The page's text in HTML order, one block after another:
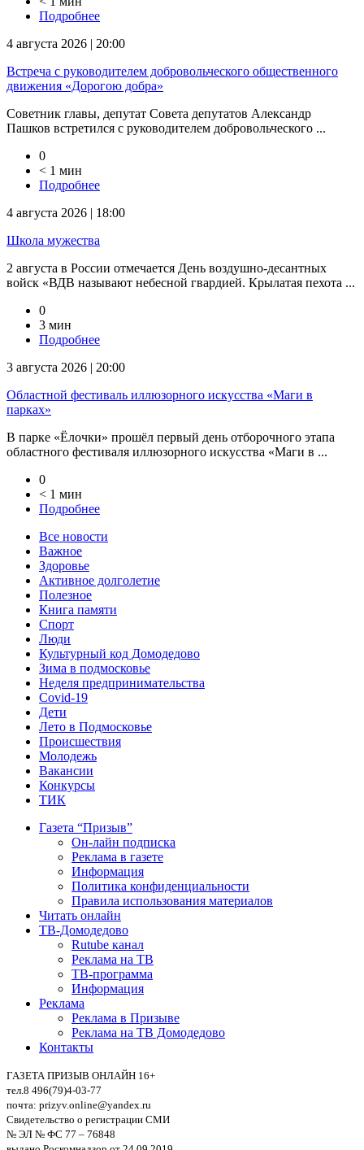
Подробнее
4 августа 2026 | 20:00
Встреча с руководителем добровольческого общественного
движения «Дорогою добра»
Советник главы, депутат Совета депутатов Александр
Пашков встретился с руководителем добровольческого ...
0
< 1 мин
Подробнее
4 августа 2026 | 18:00
Школа мужества
2 августа в России отмечается День воздушно-десантных
войск «ВДВ называют небесной гвардией. Крылатая пехота ...
0
3 мин
Подробнее
3 августа 2026 | 20:00
Областной фестиваль иллюзорного искусства «Маги в
парках»
В парке «Ёлочки» прошёл первый день отборочного этапа
областного фестиваля иллюзорного искусства «Маги в ...
0
< 1 мин
Подробнее
Все новости
Важное
Здоровье
Активное долголетие
Полезное
Книга памяти
Спорт
Люди
Культурный код Домодедово
Зима в подмосковье
Неделя предпринимательства
Covid-19
Дети
Лето в Подмосковье
Происшествия
Молодежь
Вакансии
Конкурсы
ТИК
Газета “Призыв”
Он-лайн подписка
Реклама в газете
Информация
Политика конфиденциальности
Правила использования материалов
Читать онлайн
ТВ-Домодедово
Rutube канал
Реклама на ТВ
ТВ-программа
Информация
Реклама
Реклама в Призыве
Реклама на ТВ Домодедово
Контакты
ГАЗЕТА ПРИЗЫВ ОНЛАЙН 16+
тел.8 496(79)4-03-77
почта: prizyv.online@yandex.ru
Свидетельство о регистрации СМИ
№ ЭЛ № ФС 77 – 76848